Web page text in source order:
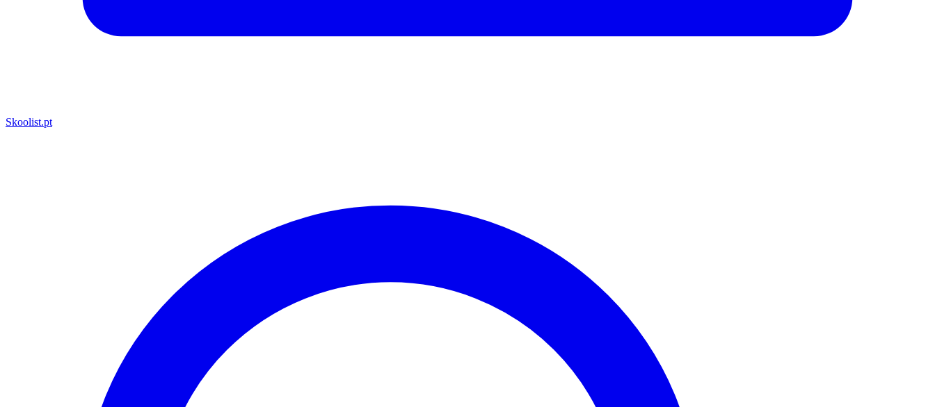
Skoolist.pt